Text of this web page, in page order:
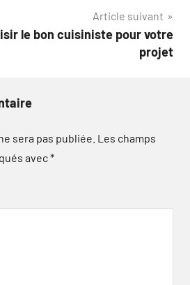
Article suivant
le bon cuisiniste pour votre
projet
sera pas publiée. Les champs
avec*